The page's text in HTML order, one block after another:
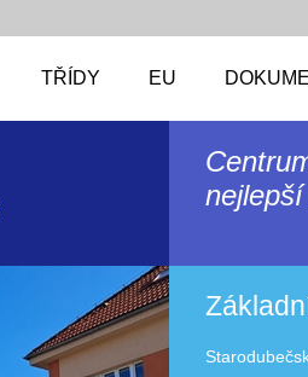
TŘÍDY EU